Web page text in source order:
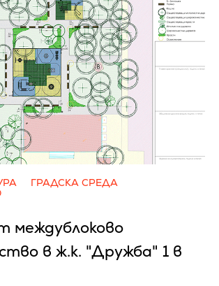
ГРАДСКА СРЕДА
междублоково
в ж.к. "Дружба" 1 в